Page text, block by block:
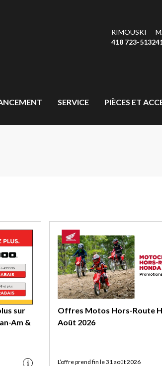
RIMOUSKI
418 723-5132
SERVICE PIÈCES ET
sur
Am &
Offres Motos Hors-Route
Août 2026
L’offre prend fin le 31 août 2026